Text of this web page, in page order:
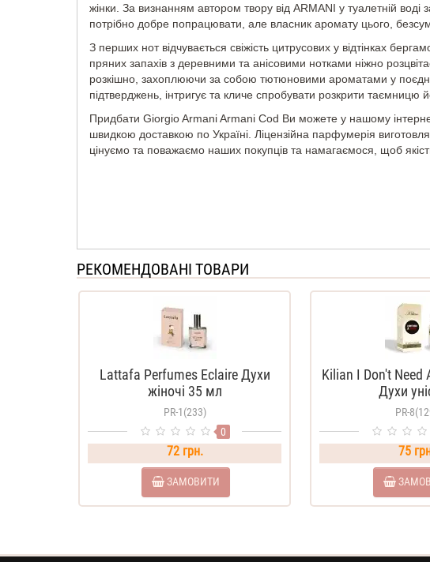
жінки. За визнанням автором твору від ARMANI у туалетній
потрібно добре попрацювати, але власник аромату цього,
З перших нот відчувається свіжість цитрусових у відтінках
пряних запахів з деревними та анісовими нотками ніжно
розкішно, захоплюючи за собою тютюновими ароматами у
підтверджень, інтригує та кличе спробувати розкрити таємницю
Придбати Giorgio Armani Armani Cod Ви можете у нашому
швидкою доставкою по Україні. Ліцензійна парфумерія
цінуємо та поважаємо наших покупців та намагаємося, щоб
РЕКОМЕНДОВАНІ ТОВАРИ
Lattafa Perfumes Eclaire Духи
жіночі 35 мл
PR-1(233)
0
72 грн.
ЗАМОВИТИ
Kilian I Don't Need
Духи
PR-
75